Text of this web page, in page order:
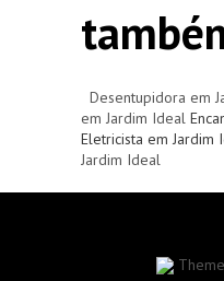
Desentupidora em
em Jardim Ideal
Eletricista em Jardim
Jardim Ideal